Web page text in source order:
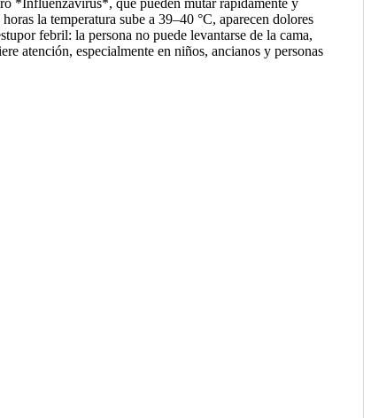
*Influenzavirus*, que pueden mutar rápidamente y
la temperatura sube a 39–40 °C, aparecen dolores
febril: la persona no puede levantarse de la cama,
atención, especialmente en niños, ancianos y personas